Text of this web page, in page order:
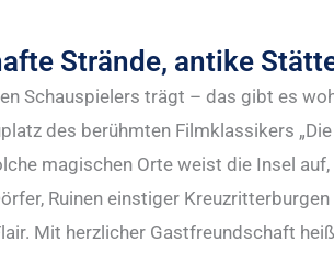
Strände, antike
Schauspielers trägt – das gibt es
des berühmten Filmklassikers
magischen Orte weist die Insel
Ruinen einstiger
Mit herzlicher Gastfreundschaft